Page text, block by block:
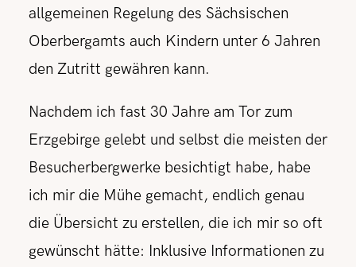
allgemeinen Regelung des Sächsischen
Oberbergamts auch Kindern unter 6 Jahren
den Zutritt gewähren kann.
Nachdem ich fast 30 Jahre am Tor zum
Erzgebirge gelebt und selbst die meisten der
Besucherbergwerke besichtigt habe, habe
ich mir die Mühe gemacht, endlich genau
die Übersicht zu erstellen, die ich mir so oft
gewünscht hätte: Inklusive Informationen zu